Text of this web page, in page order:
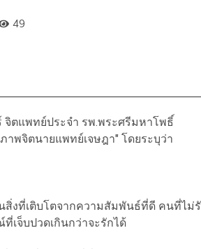
49
จิตแพทย์ประจำ รพ.พระศรีมหาโพธิ์
พจิตนายแพทย์เจษฎา" โดยระบุว่า
สิ่งที่เติบโตจากความสัมพันธ์ที่ดี คนที่ไม่
เจ็บปวดเกินกว่าจะรักได้